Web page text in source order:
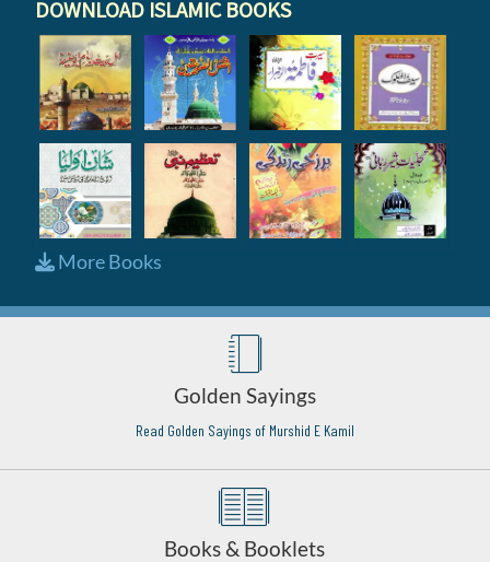
DOWNLOAD ISLAMIC BOOKS
More Books
Golden Sayings
Read Golden Sayings of Murshid E Kamil
Books & Booklets